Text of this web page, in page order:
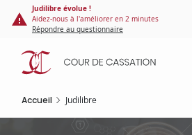
Panneau de gestion des cookies
contenu
principal
Judilibre évolue !
Aidez-nous à l'améliorer en 2 minutes
Répondre au questionnaire
Accueil Judilibre